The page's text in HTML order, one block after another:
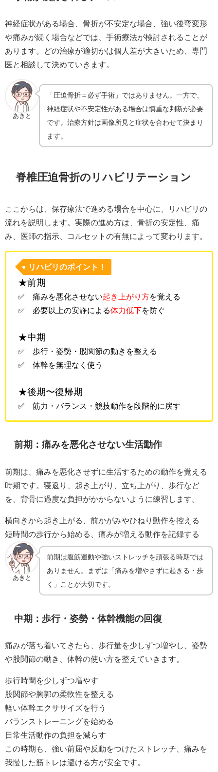
神経症状がある場合、骨折が不安定な場合、強い後弯変形
や痛みが続く場合などでは、手術療法が検討されることが
あります。どの治療が適切かは個人差が大きいため、専門
医と相談して決めていきます。
あきと
「圧迫骨折＝必ず手術」ではありません。一方で、
神経症状や不安定性がある場合は慎重な判断が必要
です。治療方針は画像所見と症状を合わせて決まり
ます。
脊椎圧迫骨折のリハビリテーション
ここからは、保存療法で進める場合を中心に、リハビリの
流れを説明します。実際の進め方は、骨折の安定性、痛
み、医師の指示、コルセットの有無によって変わります。
リハビリのポイント！
★前期
✅ 痛みを悪化させない起き上がり方を覚える
✅ 必要以上の安静による体力低下を防ぐ
★中期
✅ 歩行・姿勢・股関節の動きを整える
✅ 体幹を無理なく使う
★後期〜復帰期
✅ 筋力・バランス・競技動作を段階的に戻す
前期：痛みを悪化させない生活動作
前期は、痛みを悪化させずに生活するための動作を覚える
時期です。寝返り、起き上がり、立ち上がり、歩行など
を、背骨に過度な負担がかからないように練習します。
横向きから起き上がる、前かがみやひねり動作を控える
短時間の歩行から始める、痛みが増える動作を記録する
あきと
前期は腹筋運動や強いストレッチを頑張る時期では
ありません。まずは「痛みを増やさずに起きる・歩
く」ことが大切です。
中期：歩行・姿勢・体幹機能の回復
痛みが落ち着いてきたら、歩行量を少しずつ増やし、姿勢
や股関節の動き、体幹の使い方を整えていきます。
歩行時間を少しずつ増やす
股関節や胸郭の柔軟性を整える
軽い体幹エクササイズを行う
バランストレーニングを始める
日常生活動作の負担を減らす
この時期も、強い前屈や反動をつけたストレッチ、痛みを
我慢した筋トレは避ける方が安全です。